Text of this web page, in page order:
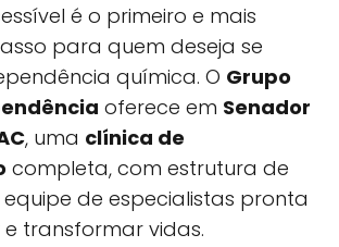
é o primeiro e mais
para quem deseja se
química. O Grupo
oferece em Senador
, uma clínica de
completa, com estrutura de
de especialistas pronta
transformar vidas.